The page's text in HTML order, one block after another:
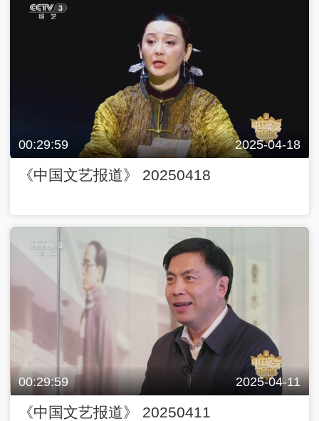
00:29:59 2025-04-18
《中国文艺报道》 20250418
00:29:59 2025-04-11
《中国文艺报道》 20250411